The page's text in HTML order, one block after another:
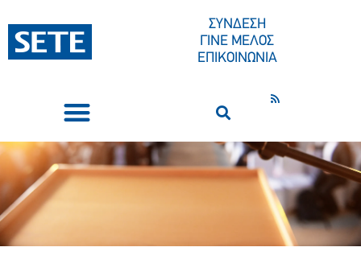
ΣΥΝΔΕΣΗ
ΓΙΝΕ ΜΕΛΟΣ
ΕΠΙΚΟΙΝΩΝΙΑ